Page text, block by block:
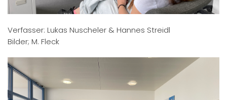
Verfasser: Lukas Nuscheler & Hannes Streidl
Bilder; M. Fleck